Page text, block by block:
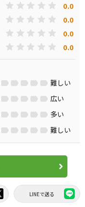
0.0
0.0
0.0
0.0
難しい
広い
多い
難しい
LINEで送る